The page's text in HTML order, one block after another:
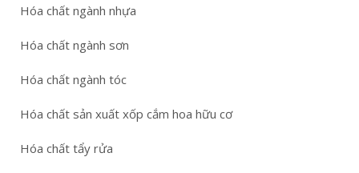
Hóa chất ngành nhựa
Hóa chất ngành sơn
Hóa chất ngành tóc
Hóa chất sản xuất xốp cắm hoa hữu cơ
Hóa chất tẩy rửa